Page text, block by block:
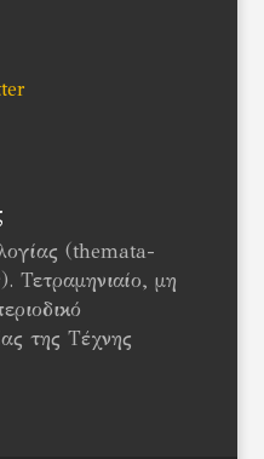
(themata-
Τετραμηνιαίο, μη
της Τέχνης